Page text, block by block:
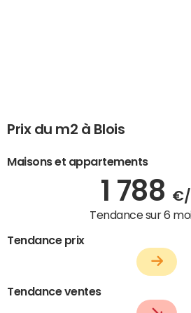
Prix du m2 à Blois
Maisons et appartements
1 788 €/
Tendance sur 6
Tendance prix
Tendance ventes